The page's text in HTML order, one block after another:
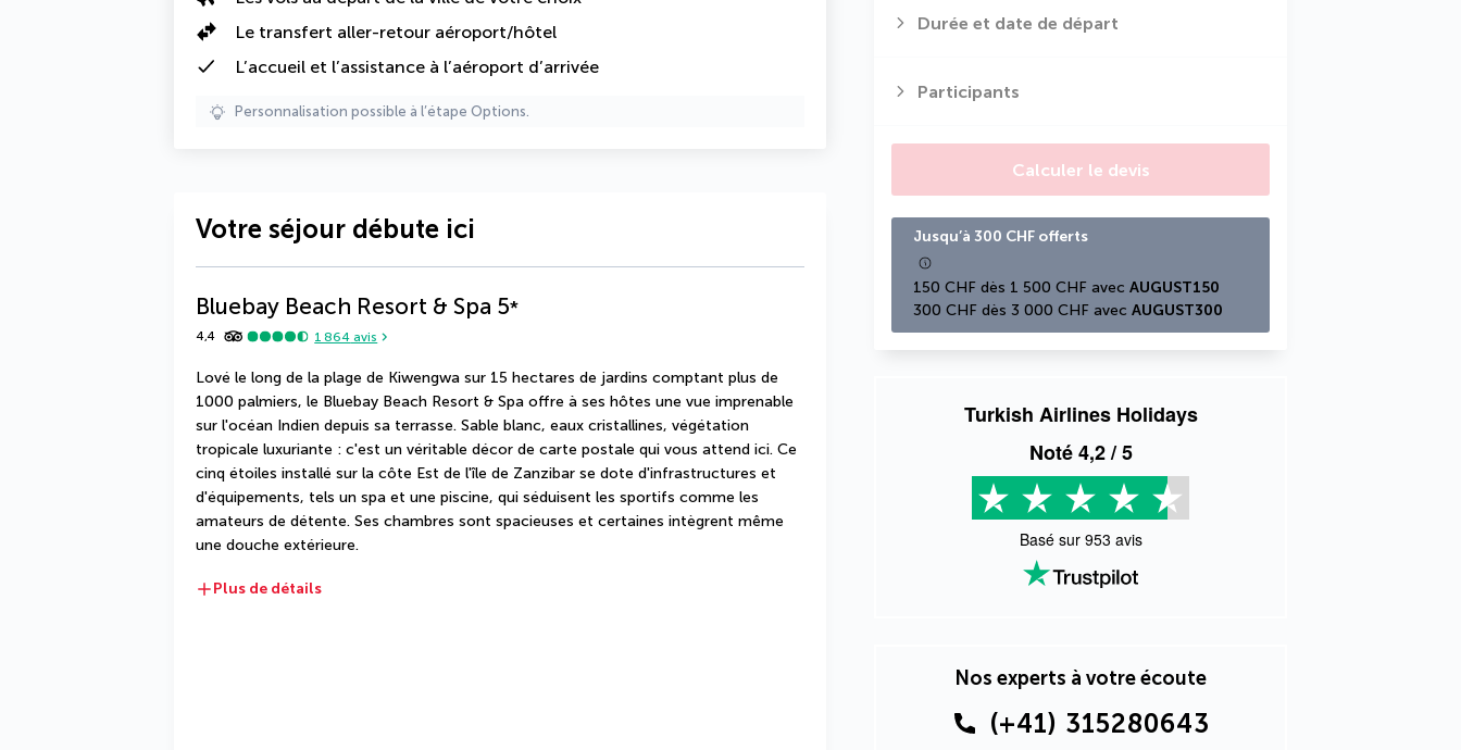
Durée et date de départ
Participants
Calculer le devis
Jusqu’à 300 CHF offerts
150 CHF dès 1 500 CHF avec AUGUST150
300 CHF dès 3 000 CHF avec AUGUST300
Turkish Airlines Holidays
Noté4,2/ 5
Basé sur 953 avis
Nos experts à votre écoute
(+41) 315280643
Le transfert aller-retour aéroport/hôtel
L’accueil et l’assistance à l’aéroport d’arrivée
Personnalisation possible à l’étape Options.
Votre séjour débute ici
Bluebay Beach Resort & Spa 5*
4,4 1 864 avis
Lové le long de la plage de Kiwengwa sur 15 hectares de jardins comptant plus de
1000 palmiers, le Bluebay Beach Resort & Spa offre à ses hôtes une vue imprenable
sur l'océan Indien depuis sa terrasse. Sable blanc, eaux cristallines, végétation
tropicale luxuriante : c'est un véritable décor de carte postale qui vous attend ici. Ce
cinq étoiles installé sur la côte Est de l'île de Zanzibar se dote d'infrastructures et
d'équipements, tels un spa et une piscine, qui séduisent les sportifs comme les
amateurs de détente. Ses chambres sont spacieuses et certaines intègrent même
une douche extérieure.
Plus de détails